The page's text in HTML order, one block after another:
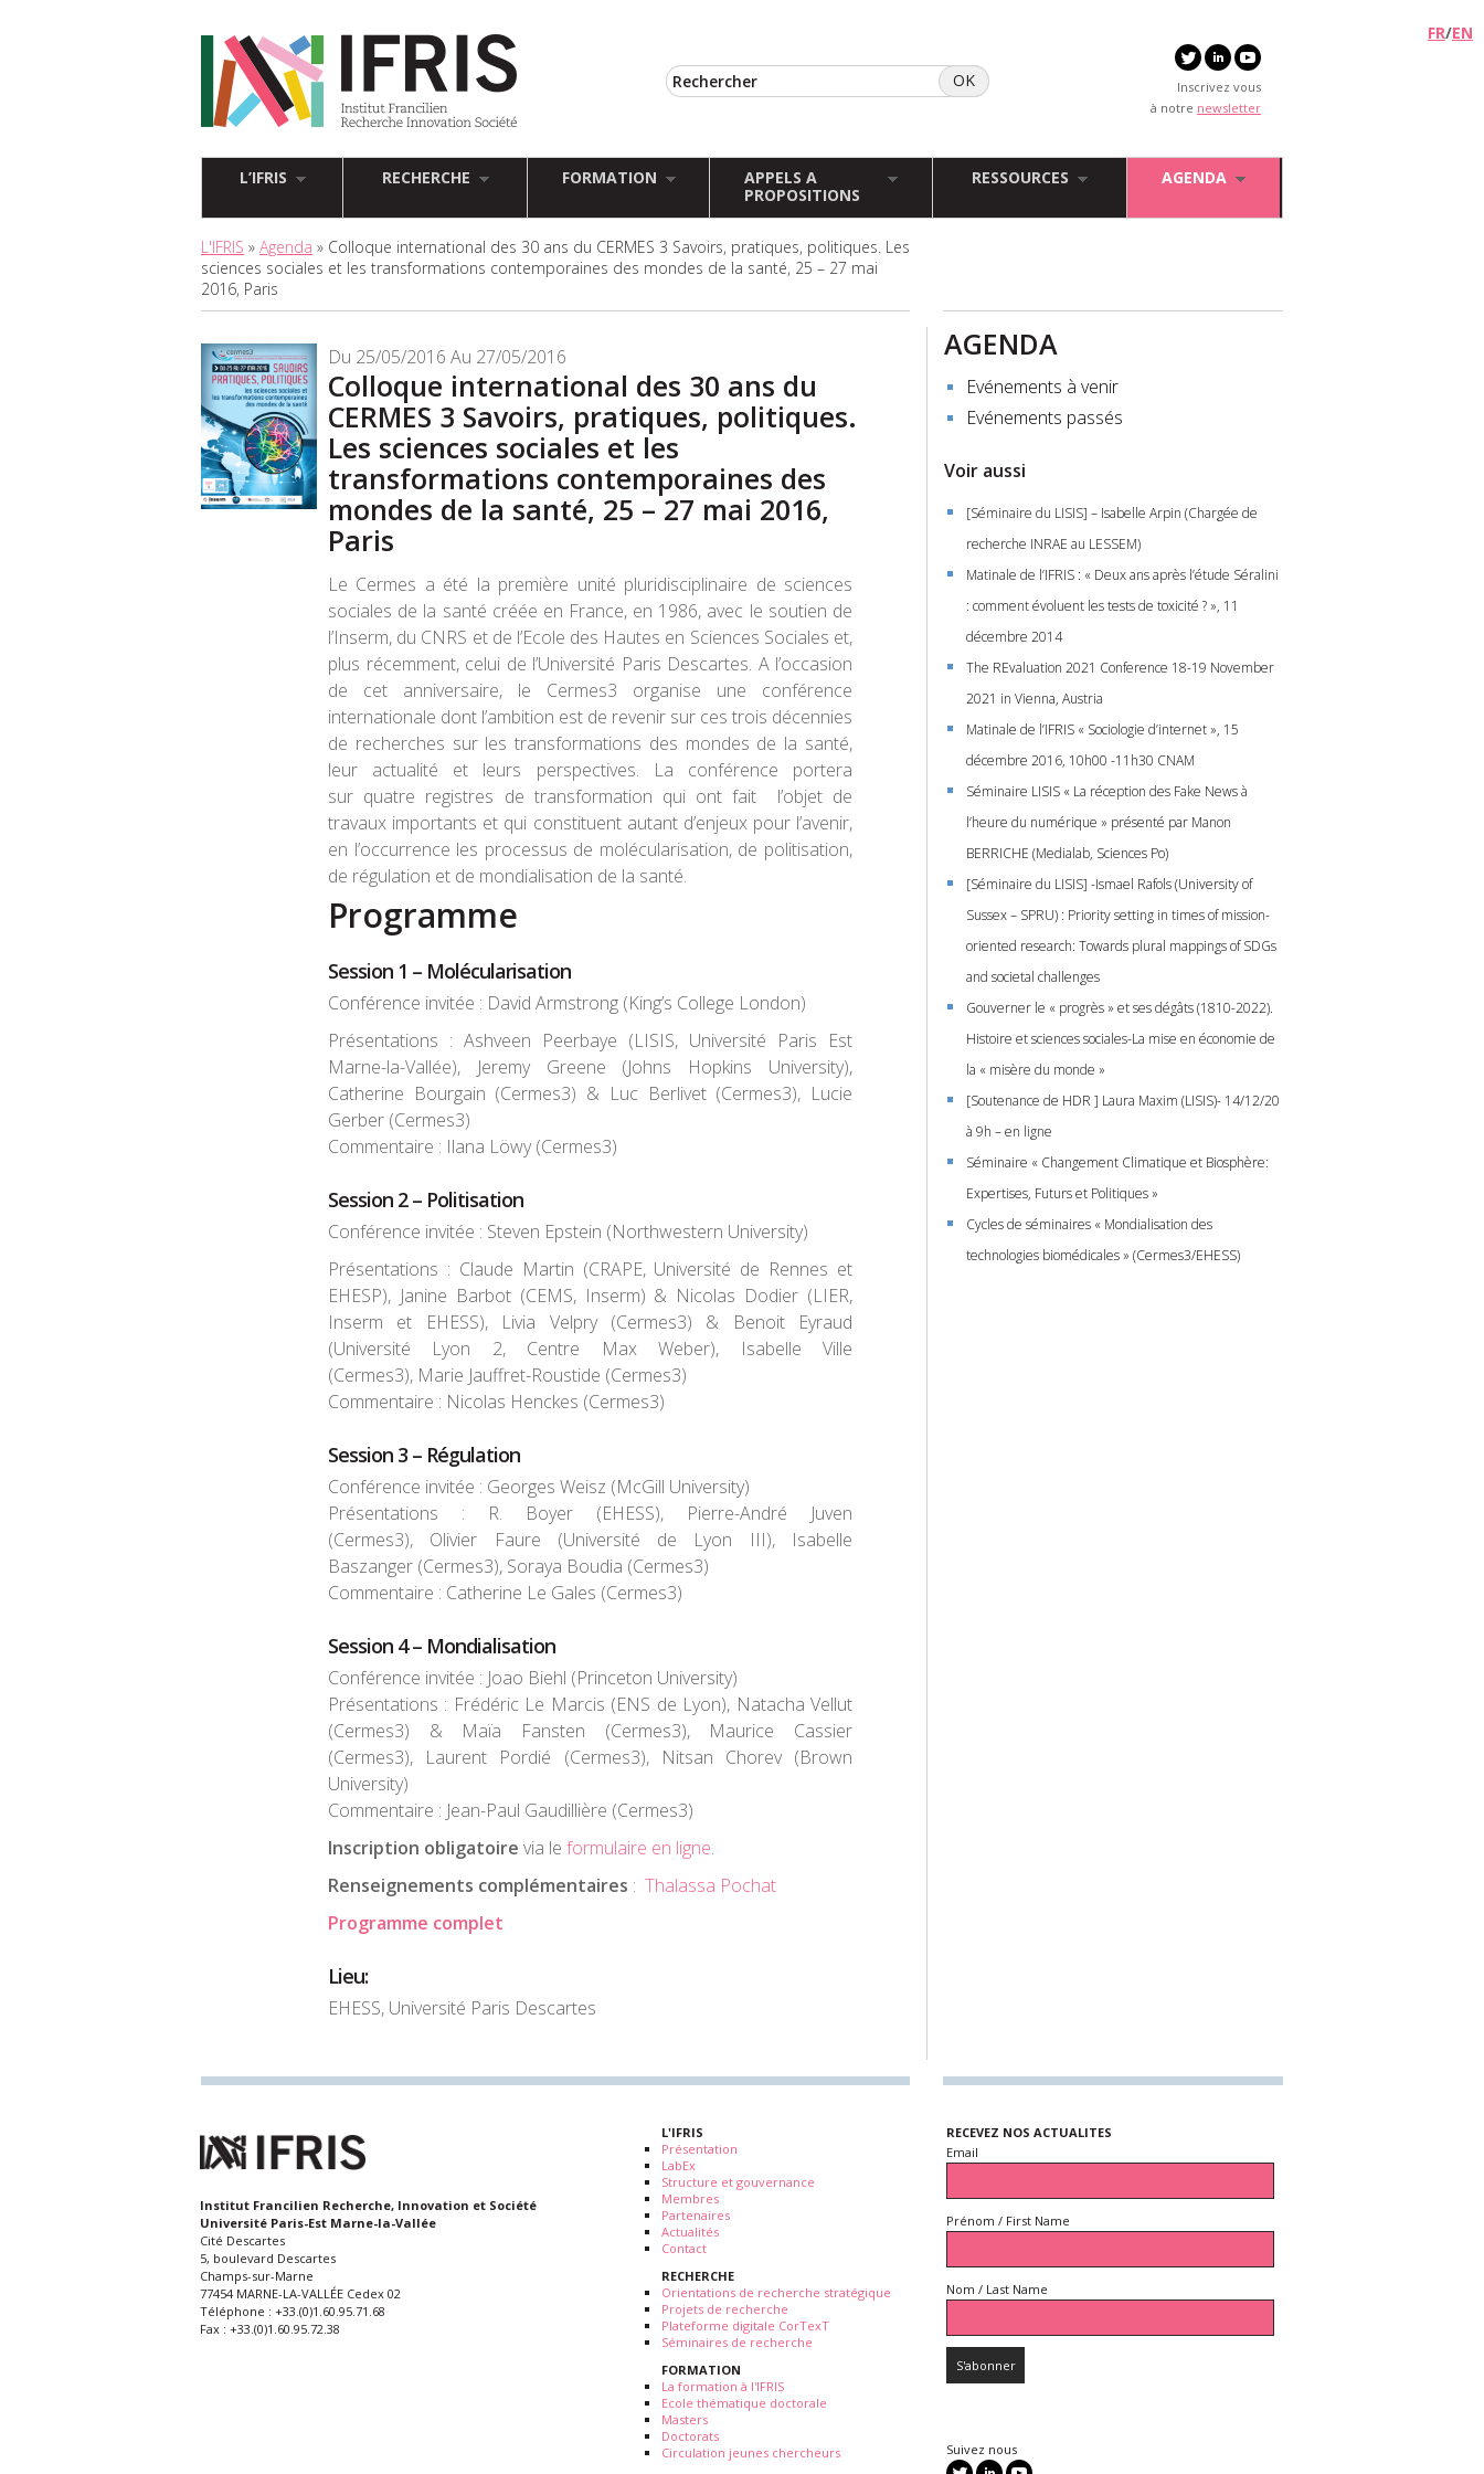
Inscrivez vous
à notre newsletter
FR/EN
L’IFRIS RECHERCHE FORMATION
APPELS A
PROPOSITIONS
RESSOURCES AGENDA
L'IFRIS » Agenda » Colloque international des 30 ans du CERMES 3 Savoirs, pratiques, politiques. Les
sciences sociales et les transformations contemporaines des mondes de la santé, 25 – 27 mai
2016, Paris
Du 25/05/2016 Au 27/05/2016
Colloque international des 30 ans du
CERMES 3 Savoirs, pratiques, politiques.
Les sciences sociales et les
transformations contemporaines des
mondes de la santé, 25 – 27 mai 2016,
Paris
Le Cermes a été la première unité pluridisciplinaire de sciences
sociales de la santé créée en France, en 1986, avec le soutien de
l’Inserm, du CNRS et de l’Ecole des Hautes en Sciences Sociales et,
plus récemment, celui de l’Université Paris Descartes. A l’occasion
de cet anniversaire, le Cermes3 organise une conférence
internationale dont l’ambition est de revenir sur ces trois décennies
de recherches sur les transformations des mondes de la santé,
leur actualité et leurs perspectives. La conférence portera
sur quatre registres de transformation qui ont fait l’objet de
travaux importants et qui constituent autant d’enjeux pour l’avenir,
en l’occurrence les processus de molécularisation, de politisation,
de régulation et de mondialisation de la santé.
Programme
Session 1 – Molécularisation
Conférence invitée : David Armstrong (King’s College London)
Présentations : Ashveen Peerbaye (LISIS, Université Paris Est
Marne-la-Vallée), Jeremy Greene (Johns Hopkins University),
Catherine Bourgain (Cermes3) & Luc Berlivet (Cermes3), Lucie
Gerber (Cermes3)
Commentaire : Ilana Löwy (Cermes3)
Session 2 – Politisation
Conférence invitée : Steven Epstein (Northwestern University)
Présentations : Claude Martin (CRAPE, Université de Rennes et
EHESP), Janine Barbot (CEMS, Inserm) & Nicolas Dodier (LIER,
Inserm et EHESS), Livia Velpry (Cermes3) & Benoit Eyraud
(Université Lyon 2, Centre Max Weber), Isabelle Ville
(Cermes3), Marie Jauffret-Roustide (Cermes3)
Commentaire : Nicolas Henckes (Cermes3)
Session 3 – Régulation
Conférence invitée : Georges Weisz (McGill University)
Présentations : R. Boyer (EHESS), Pierre-André Juven
(Cermes3), Olivier Faure (Université de Lyon III), Isabelle
Baszanger (Cermes3), Soraya Boudia (Cermes3)
Commentaire : Catherine Le Gales (Cermes3)
Session 4 – Mondialisation
Conférence invitée : Joao Biehl (Princeton University)
Présentations : Frédéric Le Marcis (ENS de Lyon), Natacha Vellut
(Cermes3) & Maïa Fansten (Cermes3), Maurice Cassier
(Cermes3), Laurent Pordié (Cermes3), Nitsan Chorev (Brown
University)
Commentaire : Jean-Paul Gaudillière (Cermes3)
Inscription obligatoire via le formulaire en ligne.
Renseignements complémentaires : Thalassa Pochat
Programme complet
Lieu:
EHESS, Université Paris Descartes
AGENDA
Evénements à venir
Evénements passés
Voir aussi
[Séminaire du LISIS] – Isabelle Arpin (Chargée de
recherche INRAE au LESSEM)
Matinale de l’IFRIS : « Deux ans après l’étude Séralini
: comment évoluent les tests de toxicité ? », 11
décembre 2014
The REvaluation 2021 Conference 18-19 November
2021 in Vienna, Austria
Matinale de l’IFRIS « Sociologie d’internet », 15
décembre 2016, 10h00 -11h30 CNAM
Séminaire LISIS « La réception des Fake News à
l’heure du numérique » présenté par Manon
BERRICHE (Medialab, Sciences Po)
[Séminaire du LISIS] -Ismael Rafols (University of
Sussex – SPRU) : Priority setting in times of mission-
oriented research: Towards plural mappings of SDGs
and societal challenges
Gouverner le « progrès » et ses dégâts (1810-2022).
Histoire et sciences sociales-La mise en économie de
la « misère du monde »
[Soutenance de HDR ] Laura Maxim (LISIS)- 14/12/20
à 9h – en ligne
Séminaire « Changement Climatique et Biosphère:
Expertises, Futurs et Politiques »
Cycles de séminaires « Mondialisation des
technologies biomédicales » (Cermes3/EHESS)
Institut Francilien Recherche, Innovation et Société
Université Paris-Est Marne-la-Vallée
Cité Descartes
5, boulevard Descartes
Champs-sur-Marne
77454 MARNE-LA-VALLÉE Cedex 02
Téléphone : +33.(0)1.60.95.71.68
Fax : +33.(0)1.60.95.72.38
L'IFRIS
Présentation
LabEx
Structure et gouvernance
Membres
Partenaires
Actualités
Contact
RECHERCHE
Orientations de recherche stratégique
Projets de recherche
Plateforme digitale CorTexT
Séminaires de recherche
FORMATION
La formation à l'IFRIS
Ecole thématique doctorale
Masters
Doctorats
Circulation jeunes chercheurs
RECEVEZ NOS ACTUALITES
Email
Prénom / First Name
Nom / Last Name
Suivez nous